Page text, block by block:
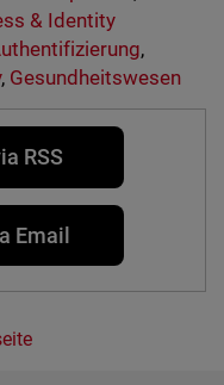
& Identity
,
, Gesundheitswesen
RSS
Email